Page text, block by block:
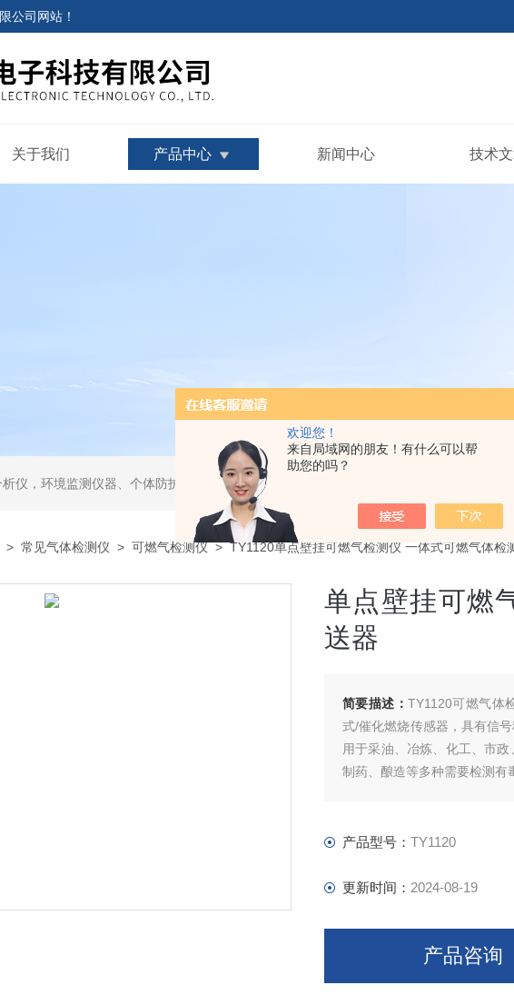
欢迎您！
来自局域网的朋友！有什么可以帮
助您的吗？
公司网站 ！
关于我们 产品中心 新闻中心 技术
仪，环境监测仪器、个体防护用品及工业过程控制系统
> 常见气体检测仪 > 可燃气检测仪> TY1120单点壁挂可燃气检测仪 一体式可燃气体检
单点壁挂可燃
送器
简要描述： TY1120可燃气体
式/催化燃烧传感器，具有信
用于采油、冶炼、化工、市
制药、酿造等多种需要检测有
产品型号： TY1120
更新时间： 2024-08-19
产品咨询